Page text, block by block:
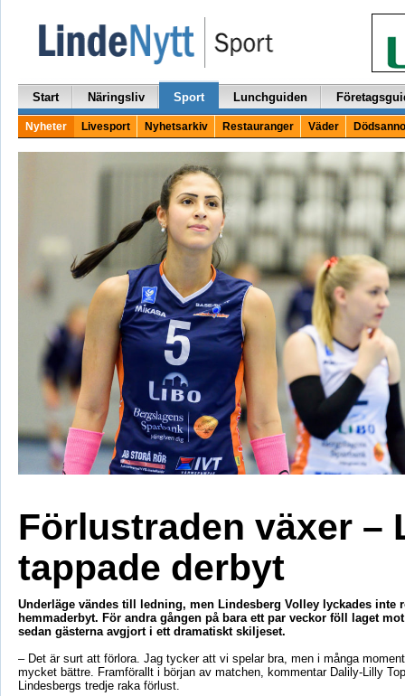
Start Näringsliv Sport Lunchguiden
Nyheter Livesport Nyhetsarkiv Restauranger Väder
Förlustraden växer –
tappade derbyt
Underläge vändes till ledning, men Lindesberg Volley lyckades inte
hemmaderbyt. För andra gången på bara ett par veckor föll laget
sedan gästerna avgjort i ett dramatiskt skiljeset.
– Det är surt att förlora. Jag tycker att vi spelar bra, men i många
mycket bättre. Framförallt i början av matchen, kommentar Dalily-Lilly
Lindesbergs tredje raka förlust.